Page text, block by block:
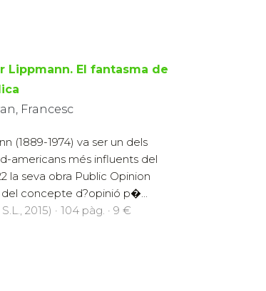
Lippmann. El fantasma de
Francesc
(1889-1974) va ser un dels
americans més influents del
la seva obra Public Opinion
del concepte d?opinió p�...
2015) · 104 pàg. · 9 €